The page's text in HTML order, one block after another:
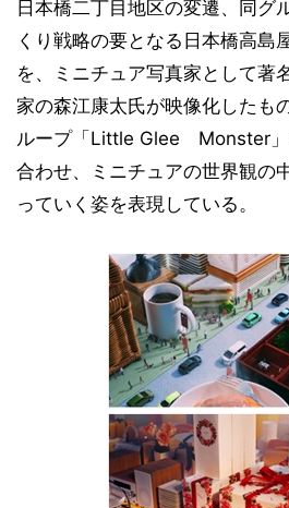
日本橋二丁目地区の変遷、同グ
くり戦略の要となる日本橋高島
を、ミニチュア写真家として著
家の森江康太氏が映像化したも
ループ「Little Glee Monster」
合わせ、ミニチュアの世界観の
っていく姿を表現している。